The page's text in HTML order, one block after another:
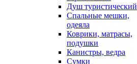
Душ туристический
Спальные мешки,
одеяла
Коврики, матрасы,
подушки
Канистры, ведра
Сумки